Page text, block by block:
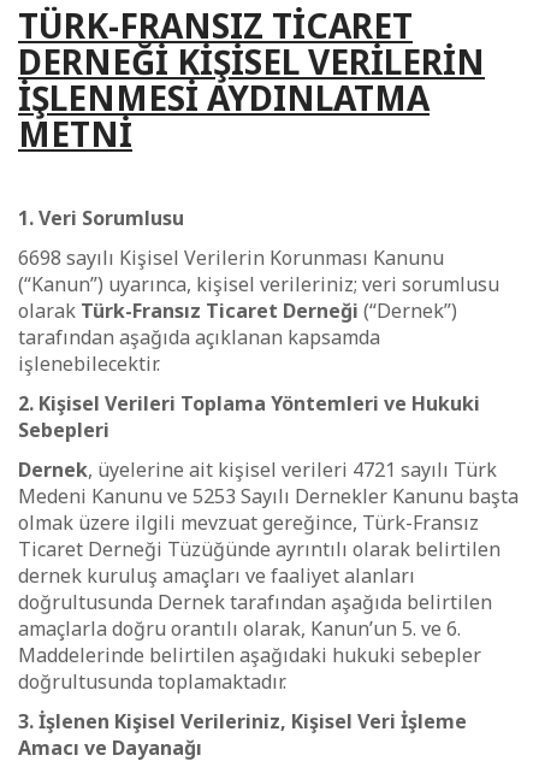
TÜRK-FRANSIZ TİCARET
DERNEĞİ KİŞİSEL VERİLERİN
İŞLENMESİ AYDINLATMA
METNİ
1. Veri Sorumlusu
6698 sayılı Kişisel Verilerin Korunması Kanunu
(“Kanun”) uyarınca, kişisel verileriniz; veri sorumlusu
olarak Türk-Fransız Ticaret Derneği (“Dernek”)
tarafından aşağıda açıklanan kapsamda
işlenebilecektir.
2. Kişisel Verileri Toplama Yöntemleri ve Hukuki
Sebepleri
Dernek, üyelerine ait kişisel verileri 4721 sayılı Türk
Medeni Kanunu ve 5253 Sayılı Dernekler Kanunu başta
olmak üzere ilgili mevzuat gereğince, Türk-Fransız
Ticaret Derneği Tüzüğünde ayrıntılı olarak belirtilen
dernek kuruluş amaçları ve faaliyet alanları
doğrultusunda Dernek tarafından aşağıda belirtilen
amaçlarla doğru orantılı olarak, Kanun’un 5. ve 6.
Maddelerinde belirtilen aşağıdaki hukuki sebepler
doğrultusunda toplamaktadır.
3. İşlenen Kişisel Verileriniz, Kişisel Veri İşleme
Amacı ve Dayanağı